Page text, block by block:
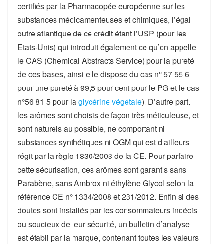
certifiés par la Pharmacopée européenne sur les
substances médicamenteuses et chimiques, l’égal
outre atlantique de ce crédit étant l’USP (pour les
Etats-Unis) qui introduit également ce qu’on appelle
le CAS (Chemical Abstracts Service) pour la pureté
de ces bases, ainsi elle dispose du cas n° 57 55 6
pour une pureté à 99,5 pour cent pour le PG et le cas
n°56 81 5 pour laglycérine végétale). D’autre part,
les arômes sont choisis de façon très méticuleuse, et
sont naturels au possible, ne comportant ni
substances synthétiques ni OGM qui est d’ailleurs
régit par la règle 1830/2003 de la CE. Pour parfaire
cette sécurisation, ces arômes sont garantis sans
Parabène, sans Ambrox ni éthylène Glycol selon la
référence CE n° 1334/2008 et 231/2012. Enfin si des
doutes sont installés par les consommateurs indécis
ou soucieux de leur sécurité, un bulletin d’analyse
est établi par la marque, contenant toutes les valeurs